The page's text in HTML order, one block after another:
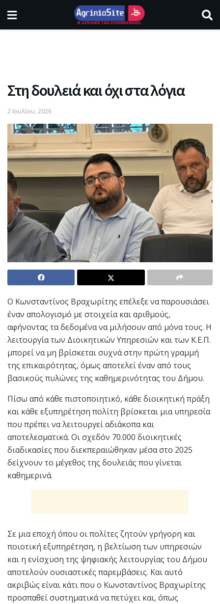
Στη δουλειά και όχι στα λόγια
2 Ιουλίου, 2026
Ο Κωνσταντίνος Βραχωρίτης επέλεξε να παρουσιάσει
έναν απολογισμό με στοιχεία και αριθμούς,
αφήνοντας τα δεδομένα να μιλήσουν από μόνα τους. Η
λειτουργία των Διοικητικών Υπηρεσιών και των Κ.Ε.Π.
μπορεί να μη βρίσκεται συχνά στην πρώτη γραμμή
της επικαιρότητας, όμως αποτελεί έναν από τους
βασικούς πυλώνες της καθημερινότητας του Δήμου.
Πίσω από κάθε πιστοποιητικό, κάθε διοικητική πράξη
και κάθε εξυπηρέτηση πολίτη βρίσκεται μια υπηρεσία
που πρέπει να λειτουργεί αδιάκοπα και
αποτελεσματικά. Οι σχεδόν 70.000 διοικητικές
διαδικασίες που διεκπεραιώθηκαν μέσα στο 2025
δείχνουν το μέγεθος της δουλειάς που γίνεται
καθημερινά.
Σε μια εποχή όπου οι πολίτες ζητούν γρήγορη και
ποιοτική εξυπηρέτηση, η βελτίωση των υπηρεσιών
και η ενίσχυση της ψηφιακής λειτουργίας του Δήμου
αποτελούν ουσιαστικές παρεμβάσεις. Και αυτό
ακριβώς είναι κάτι που ο Κωνσταντίνος Βραχωρίτης
προσπαθεί συστηματικά να πετύχει και, όπως